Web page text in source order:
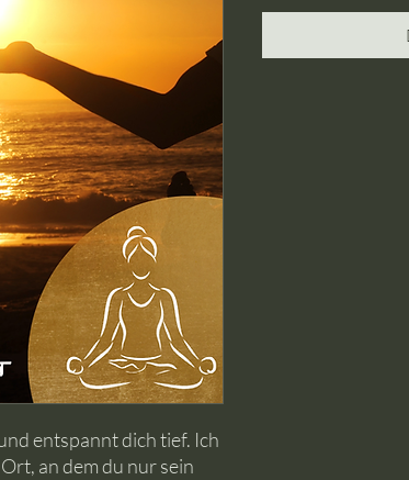
entspannt dich tief. Ich
an dem du nur sein